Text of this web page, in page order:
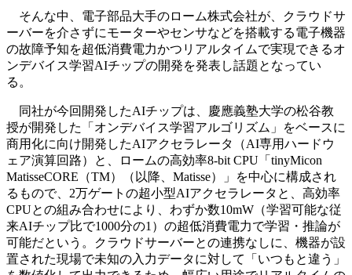
そんな中、電子部品大手のローム株式会社が、クラウドサ
ーバーを介さずにモーターやセンサなどを搭載する電子機器
の故障予知を超低消費電力かつリアルタイムで実現できるオ
ンデバイス学習AIチップの開発を発表し話題となってい
る。
同社が今回開発したAIチップは、慶應義塾大学の松谷教
授が開発した「オンデバイス学習アルゴリズム」をベースに
商用化に向け開発したAIアクセラレータ（AI専用ハードウ
ェア演算回路）と、ロームの高効率8-bit CPU「tinyMicon
MatisseCORE（TM）（以降、Matisse）」を中心に構成され
るもので、2万ゲートの超小型AIアクセラレータと、高効率
CPUとの組み合わせにより、わずか数10mW（学習可能な従
来AIチップ比で1000分の1）の超低消費電力で学習・推論が
可能だという。クラウドサーバーとの連携なしに、機器が設
置された現場で未知の入力データに対して「いつもと違う」